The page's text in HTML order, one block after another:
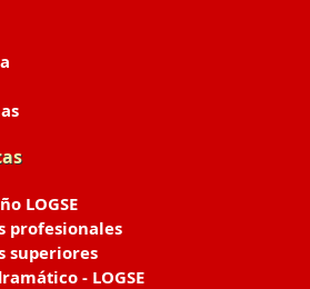
LOGSE
profesionales
superiores
- LOGSE